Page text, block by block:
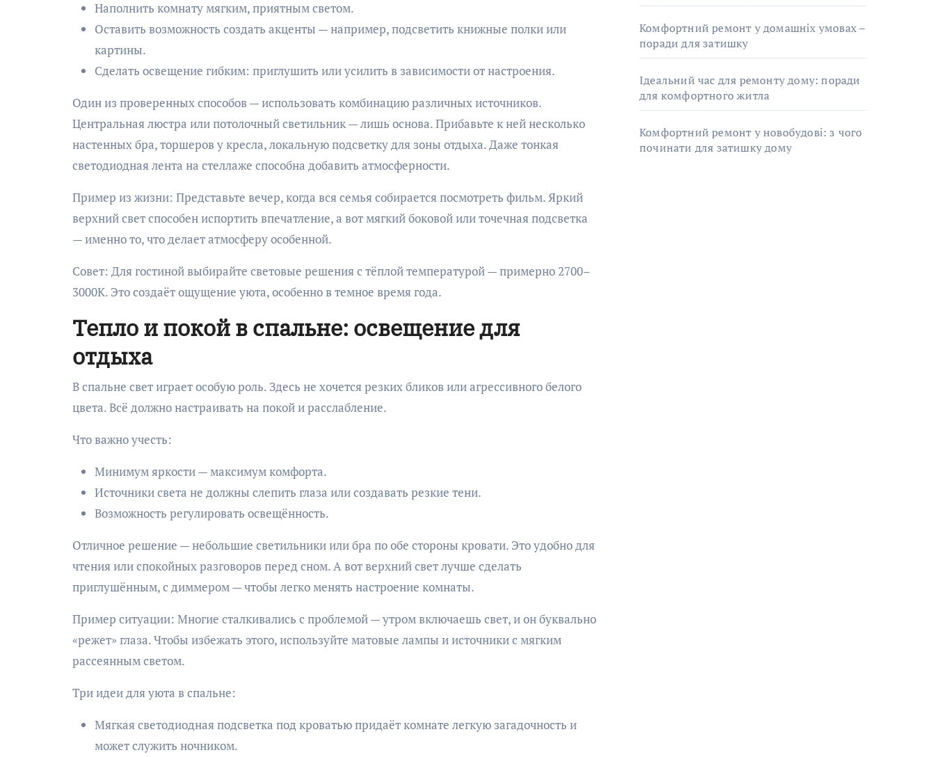
Наполнить комнату мягким, приятным светом.
Оставить возможность создать акценты — например, подсветить книжные полки или
картины.
Сделать освещение гибким: приглушить или усилить в зависимости от настроения.
Один из проверенных способов — использовать комбинацию различных источников.
Центральная люстра или потолочный светильник — лишь основа. Прибавьте к ней несколько
настенных бра, торшеров у кресла, локальную подсветку для зоны отдыха. Даже тонкая
светодиодная лента на стеллаже способна добавить атмосферности.
Пример из жизни: Представьте вечер, когда вся семья собирается посмотреть фильм. Яркий
верхний свет способен испортить впечатление, а вот мягкий боковой или точечная подсветка
— именно то, что делает атмосферу особенной.
Совет: Для гостиной выбирайте световые решения с тёплой температурой — примерно 2700–
3000К. Это создаёт ощущение уюта, особенно в темное время года.
Тепло и покой в спальне: освещение для
отдыха
В спальне свет играет особую роль. Здесь не хочется резких бликов или агрессивного белого
цвета. Всё должно настраивать на покой и расслабление.
Что важно учесть:
Минимум яркости — максимум комфорта.
Источники света не должны слепить глаза или создавать резкие тени.
Возможность регулировать освещённость.
Отличное решение — небольшие светильники или бра по обе стороны кровати. Это удобно для
чтения или спокойных разговоров перед сном. А вот верхний свет лучше сделать
приглушённым, с диммером — чтобы легко менять настроение комнаты.
Пример ситуации: Многие сталкивались с проблемой — утром включаешь свет, и он буквально
«режет» глаза. Чтобы избежать этого, используйте матовые лампы и источники с мягким
рассеянным светом.
Три идеи для уюта в спальне:
Мягкая светодиодная подсветка под кроватью придаёт комнате легкую загадочность и
может служить ночником.
Комфортний ремонт у домашніх умовах –
поради для затишку
Ідеальний час для ремонту дому: поради
для комфортного житла
Комфортний ремонт у новобудові: з чого
починати для затишку дому